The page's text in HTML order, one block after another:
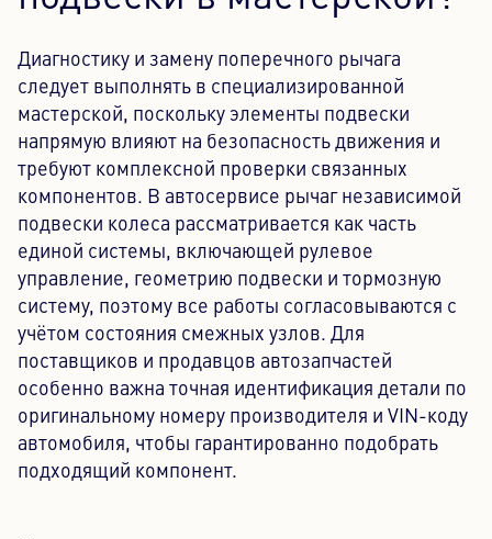
Диагностику и замену поперечного рычага
следует выполнять в специализированной
мастерской, поскольку элементы подвески
напрямую влияют на безопасность движения и
требуют комплексной проверки связанных
компонентов. В автосервисе рычаг независимой
подвески колеса рассматривается как часть
единой системы, включающей рулевое
управление, геометрию подвески и тормозную
систему, поэтому все работы согласовываются с
учётом состояния смежных узлов. Для
поставщиков и продавцов автозапчастей
особенно важна точная идентификация детали по
оригинальному номеру производителя и VIN-коду
автомобиля, чтобы гарантированно подобрать
подходящий компонент.